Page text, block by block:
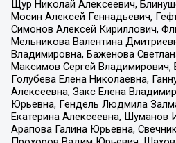
Щур Николай Алексеевич,
Мосин Алексей Геннадьевич,
Симонов Алексей Кириллович,
Мельникова Валентина
Владимировна, Баженова
Максимов Сергей Владимирович,
Голубева Елена Николаевна,
Алексеевна, Закс Елена
Юрьевна, Гендель Людмила
Екатерина Алексеевна, Шуманов
Арапова Галина Юрьевна,